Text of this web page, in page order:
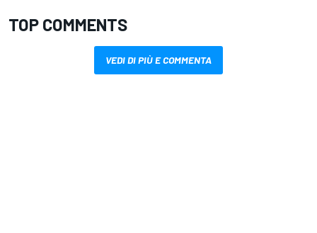
TOP COMMENTS
VEDI DI PIÙ E COMMENTA